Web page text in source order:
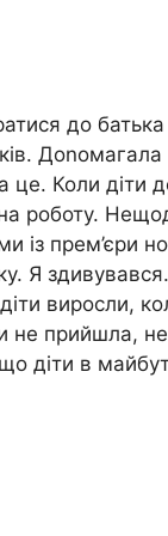
до
Коли діти
роботу.
із прем’єри
Я
виросли,
не прийшла,
діти в